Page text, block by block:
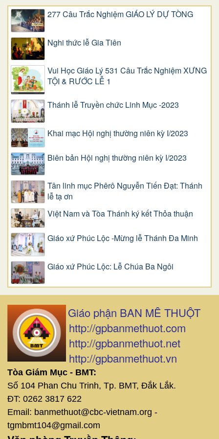
277 Câu Trắc Nghiệm GIÁO LÝ DỰ TÒNG
Nghi thức lễ Gia Tiên
Vui Học Giáo Lý 531 Câu Trắc Nghiệm XƯNG
TỘI & RƯỚC LỄ 1
Thánh lễ Truyền chức Linh Mục -2023
Khai mạc Hội nghị thường niên kỳ I/2023
Biên bản Hội nghị thường niên kỳ I/2023
Tân linh mục Phêrô Nguyễn Tiến Đạt: Thánh
lễ tạ ơn
Việt Nam và Tòa Thánh ký kết Thỏa thuận
Giáo xứ Phúc Lộc -Mừng lễ Thánh Đa Minh
Giáo xứ Phúc Lộc: Lễ Chúa Ba Ngôi
Giáo phận BAN MÊ THUỘT
http://gpbanmethuot.com
http://gpbanmethuot.net
http://gpbanmethuot.vn
Tòa Giám Mục - BMT:
Số 104 Phan Chu Trinh, Tp. BMT, Đắk Lắk.
ĐT: 0262 3817 622
Email: banmethuot@cbc-vietnam.org -
tgmbmt104@gmail.com